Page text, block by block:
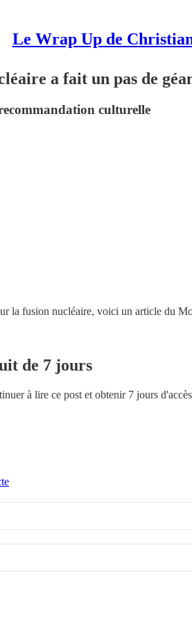
Le Wrap Up de
a fait un pas de
culturelle
la fusion nucléaire, voici un article du
de 7 jours
à lire ce post et obtenir 7 jours